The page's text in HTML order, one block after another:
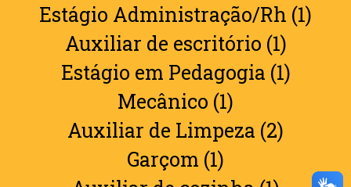
Estágio Administração/Rh (1)
Auxiliar de escritório (1)
Estágio em Pedagogia (1)
Mecânico (1)
Auxiliar de Limpeza (2)
Garçom (1)